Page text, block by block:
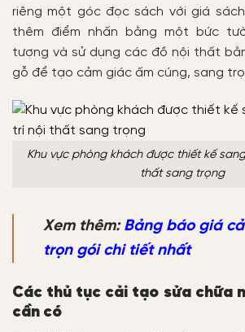
riêng một góc đọc sách với giá
thêm điểm nhấn bằng một bức
tượng và sử dụng các đồ nội thất
gỗ để tạo cảm giác ấm cúng, sang
Khu vực phòng khách được thiết kế
thất sang trọng
Xem thêm: Bảng báo giá
trọn gói chi tiết nhất
Các thủ tục cải tạo sửa chữa
cần có